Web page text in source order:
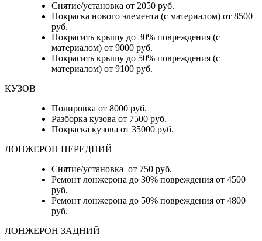
Снятие/установка от 2050 руб.
Покраска нового элемента (с материалом) от 8500
руб.
Покрасить крышу до 30% повреждения (с
материалом) от 9000 руб.
Покрасить крышу до 50% повреждения (с
материалом) от 9100 руб.
КУЗОВ
Полировка от 8000 руб.
Разборка кузова от 7500 руб.
Покраска кузова от 35000 руб.
ЛОНЖЕРОН ПЕРЕДНИЙ
Снятие/установка от 750 руб.
Ремонт лонжерона до 30% повреждения от 4500
руб.
Ремонт лонжерона до 50% повреждения от 4800
руб.
ЛОНЖЕРОН ЗАДНИЙ